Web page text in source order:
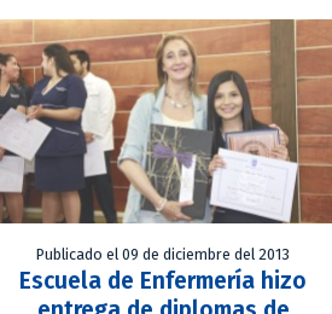
Publicado el 09 de diciembre del 2013
Escuela de Enfermería hizo